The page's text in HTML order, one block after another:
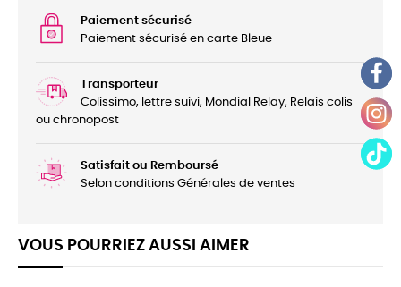
Paiement sécurisé
Paiement sécurisé en carte Bleue
Transporteur
Colissimo, lettre suivi, Mondial Relay, Relais colis
ou chronopost
Satisfait ou Remboursé
Selon conditions Générales de ventes
VOUS POURRIEZ AUSSI AIMER